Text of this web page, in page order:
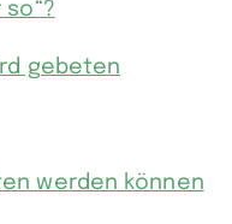
gebeten
werden können